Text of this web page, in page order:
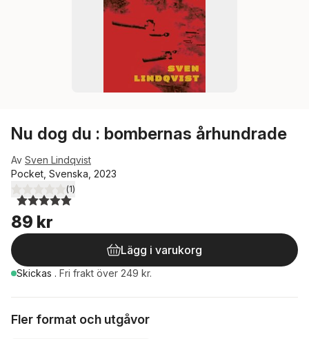
Nu dog du : bombernas århundrade
Av Sven Lindqvist
Pocket, Svenska, 2023
5,0utav 5 stjärnor. Totalt antal röster:
(1)
89 kr
Lägg i varukorg
Skickas . Fri frakt över 249 kr.
Fler format och utgåvor